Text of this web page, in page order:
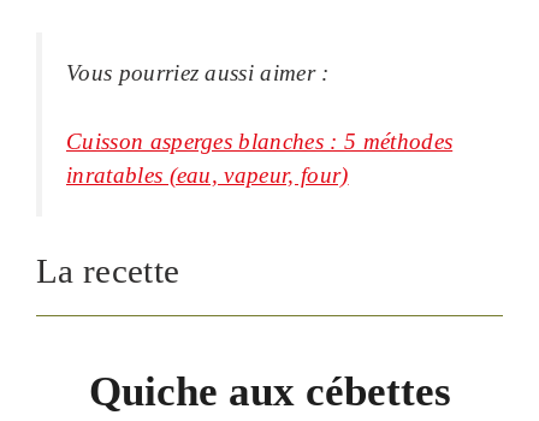
Vous pourriez aussi aimer :
Cuisson asperges blanches : 5 méthodes
inratables (eau, vapeur, four)
La recette
Quiche aux cébettes